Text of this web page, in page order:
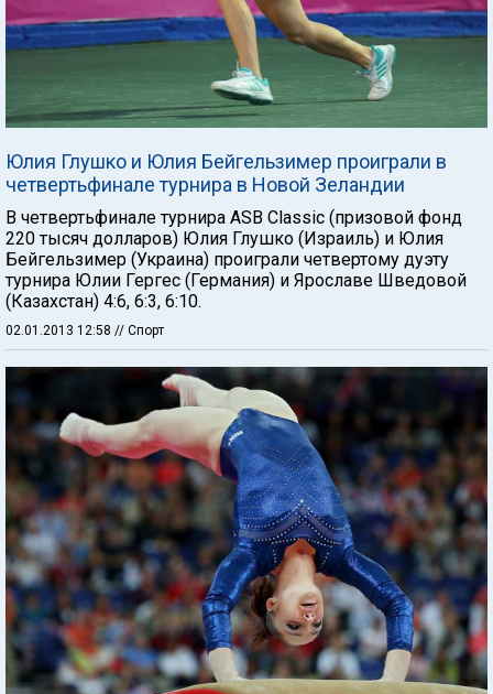
Юлия Глушко и Юлия Бейгельзимер проиграли в
четвертьфинале турнира в Новой Зеландии
В четвертьфинале турнира ASB Classic (призовой фонд
220 тысяч долларов) Юлия Глушко (Израиль) и Юлия
Бейгельзимер (Украина) проиграли четвертому дуэту
турнира Юлии Гергес (Германия) и Ярославе Шведовой
(Казахстан) 4:6, 6:3, 6:10.
02.01.2013 12:58 // Спорт